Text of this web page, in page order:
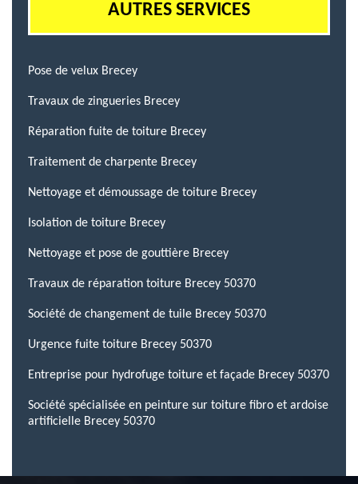
AUTRES SERVICES
Pose de velux Brecey
Travaux de zingueries Brecey
Réparation fuite de toiture Brecey
Traitement de charpente Brecey
Nettoyage et démoussage de toiture Brecey
Isolation de toiture Brecey
Nettoyage et pose de gouttière Brecey
Travaux de réparation toiture Brecey 50370
Société de changement de tuile Brecey 50370
Urgence fuite toiture Brecey 50370
Entreprise pour hydrofuge toiture et façade Brecey 50370
Société spécialisée en peinture sur toiture fibro et ardoise
artificielle Brecey 50370